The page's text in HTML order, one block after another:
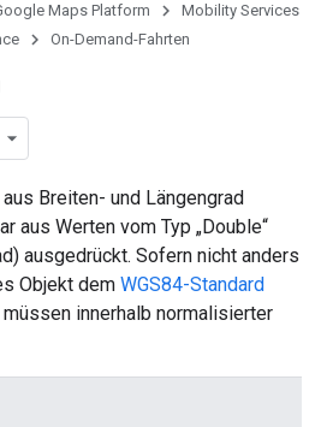
Maps Platform
Mobility Services
On-Demand-Fahrten
Breiten- und Längengrad
aus Werten vom Typ „Double“
ausgedrückt. Sofern nicht anders
Objekt dem WGS84-Standard
innerhalb normalisierter